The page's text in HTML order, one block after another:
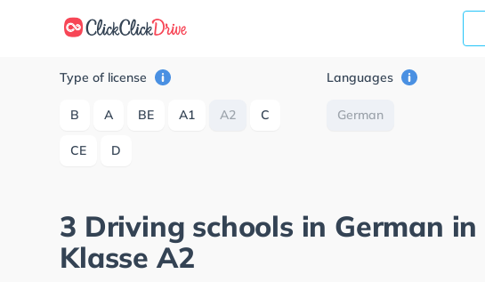
Type of license
B A BE A1 A2 C
CE D
Languages
German
3 Driving schools in German
Klasse A2